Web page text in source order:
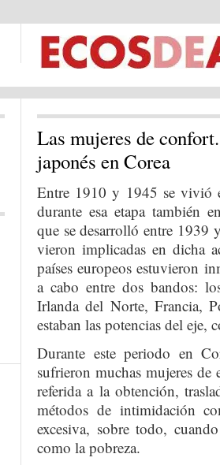
Las mujeres de
japonés en Corea
Entre 1910 y 1945 se vivió
durante esa etapa también
que se desarrolló entre 1939
vieron implicadas en dicha
países europeos estuvieron
a cabo entre dos bandos:
Irlanda del Norte, Francia,
estaban las potencias del
Durante este periodo en
sufrieron muchas mujeres de
referida a la obtención,
métodos de intimidación
excesiva, sobre todo,
como la pobreza.